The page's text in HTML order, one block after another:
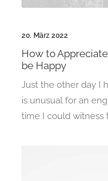
20. März 2022
How to
be Happy
Just the other day I
is unusual for an
time I could witness